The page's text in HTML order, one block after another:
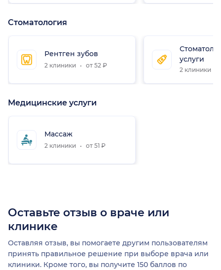
Стоматология
Рентген зубов
2 клиники от 52 ₽
услуги
2 клиники
Медицинские услуги
Массаж
2 клиники от 51 ₽
Оставьте отзыв о враче или
клинике
Оставляя отзыв, вы помогаете другим пользователям
принять правильное решение при выборе врача или
клиники. Кроме того, вы получите 150 баллов по